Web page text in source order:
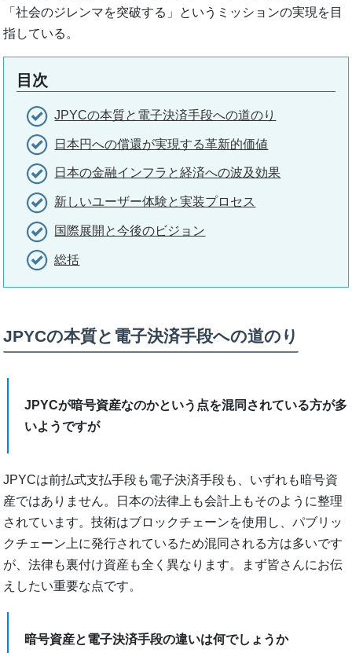
「社会のジレンマを突破する」というミッションの実現を目
指している。
目次
JPYCの本質と電子決済手段への道のり
日本円への償還が実現する革新的価値
日本の金融インフラと経済への波及効果
新しいユーザー体験と実装プロセス
国際展開と今後のビジョン
総括
JPYCの本質と電子決済手段への道のり
JPYCが暗号資産なのかという点を混同されている方が多
いようですが
JPYCは前払式支払手段も電子決済手段も、いずれも暗号資
産ではありません。日本の法律上も会計上もそのように整理
されています。技術はブロックチェーンを使用し、パブリッ
クチェーン上に発行されているため混同される方は多いです
が、法律も裏付け資産も全く異なります。まず皆さんにお伝
えしたい重要な点です。
暗号資産と電子決済手段の違いは何でしょうか